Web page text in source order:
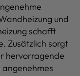
und
schafft
Zusätzlich sorgt
hervorragende